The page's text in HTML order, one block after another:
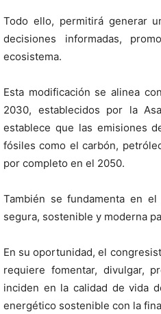
Todo ello, permitirá generar
decisiones informadas,
ecosistema.
Esta modificación se alinea
2030, establecidos por la
establece que las emisiones
fósiles como el carbón,
por completo en el 2050.
También se fundamenta en
segura, sostenible y moderna
En su oportunidad, el
requiere fomentar, divulgar,
inciden en la calidad de vida
energético sostenible con la